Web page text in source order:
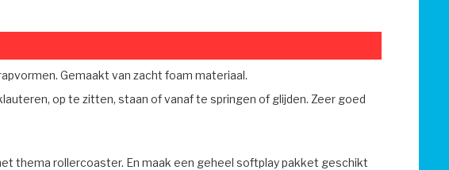
Gemaakt van zacht foam materiaal.
op te zitten, staan of vanaf te springen of glijden. Zeer goed
thema rollercoaster. En maak een geheel softplay pakket geschikt